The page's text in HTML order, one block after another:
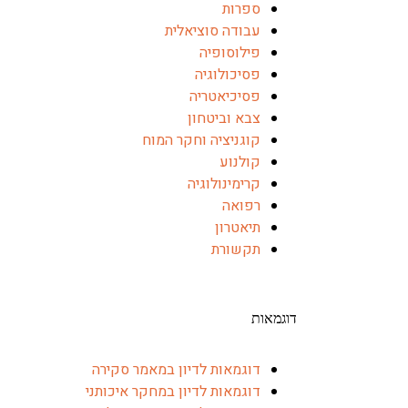
ספרות
עבודה סוציאלית
פילוסופיה
פסיכולוגיה
פסיכיאטריה
צבא וביטחון
קוגניציה וחקר המוח
קולנוע
קרימינולוגיה
רפואה
תיאטרון
תקשורת
דוגמאות
דוגמאות לדיון במאמר סקירה
דוגמאות לדיון במחקר איכותני